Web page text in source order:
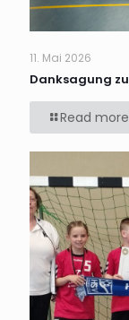
11. Mai 2026
Danksagung
Read more